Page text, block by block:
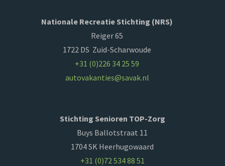
Nationale Recreatie Stichting (NRS)
Reiger 65
1722 DS Zuid-Scharwoude
+31 (0)226 34 25 59
autovakanties@savak.nl
Stichting Senioren TOP-Zorg
Buys Ballotstraat 11
1704 SK Heerhugowaard
+31 (0)72 534 88 51